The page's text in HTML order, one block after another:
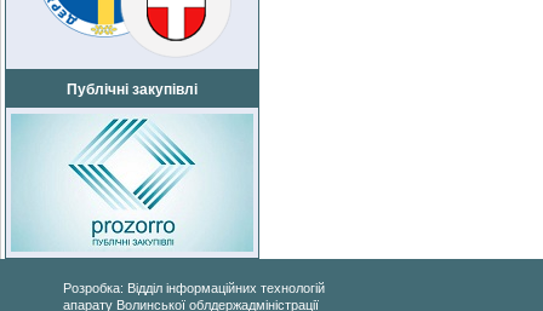
Публічні закупівлі
Розробка: Відділ інформаційних технологій
апарату Волинської облдержадміністрації